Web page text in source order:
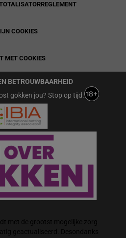
COOKIES
MET COOKIES
BETROUWBAARHEID
gokken jou? Stop op tijd.
met de grootst mogelijke zorg
geactualiseerd. Desondanks